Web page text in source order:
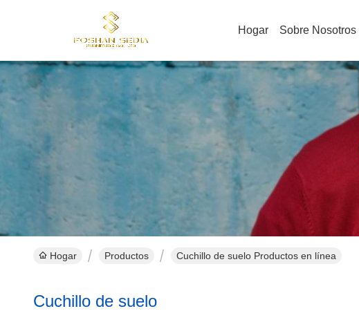
Hogar Sobre Nosotros
Hogar Productos Cuchillo de suelo Productos en línea
Cuchillo de suelo